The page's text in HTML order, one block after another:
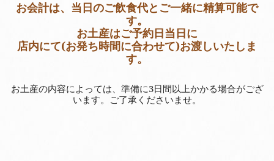
お会計は、当日のご飲食代とご一緒に精算可能で
す。
お土産はご予約日当日に
店内にて(お発ち時間に合わせて)お渡しいたしま
す。
お土産の内容によっては、準備に3日間以上かかる場合がござ
います。ご了承くださいませ。